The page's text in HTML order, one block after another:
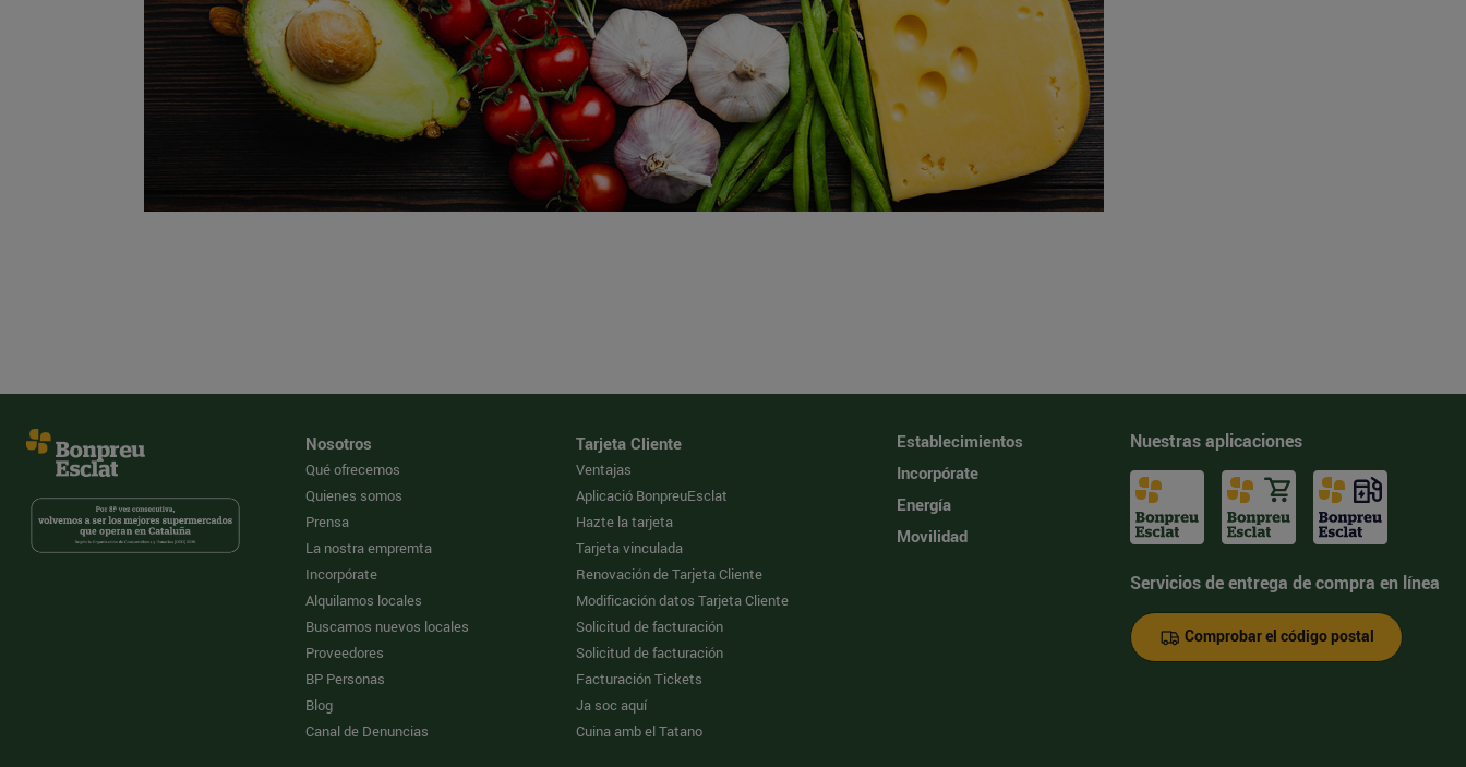
Nosotros
Qué ofrecemos
Quienes somos
Prensa
La nostra empremta
Incorpórate
Alquilamos locales
Buscamos nuevos locales
Proveedores
BP Personas
Blog
Canal de Denuncias
Tarjeta Cliente
Ventajas
Aplicació BonpreuEsclat
Hazte la tarjeta
Tarjeta vinculada
Renovación de Tarjeta Cliente
Modificación datos Tarjeta Cliente
Solicitud de facturación
Solicitud de facturación
Facturación Tickets
Ja soc aquí
Cuina amb el Tatano
Establecimientos
Incorpórate
Energía
Movilidad
Nuestras aplicaciones
Servicios de entrega de compra en línea
Comprobar el código postal